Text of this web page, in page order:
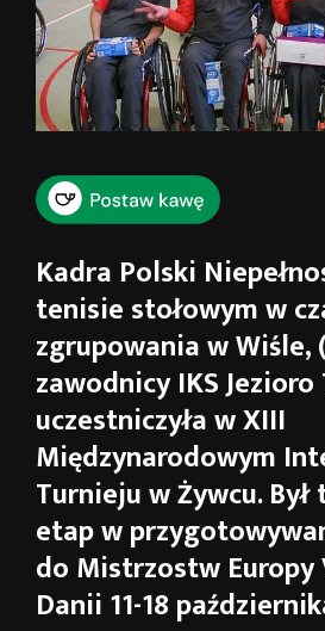
Kadra Polski
tenisie stołowym w
zgrupowania w Wiśle,
zawodnicy IKS
uczestniczyła w XIII
Międzynarodowym
Turnieju w Żywcu.
etap w
do Mistrzostw Europy
Danii 11-18